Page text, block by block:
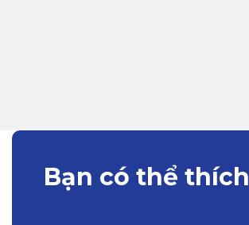
Bạn có thể thích